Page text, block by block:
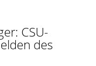
CSU-
des